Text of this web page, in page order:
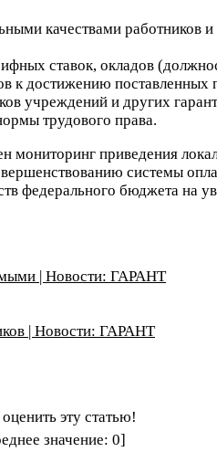
качествами работников и
ставок, окладов
к достижению поставленных
учреждений и других
трудового права.
приведения
системы
федерального бюджета на
| Новости: ГАРАНТ
| Новости: ГАРАНТ
эту статью!
значение: 0]